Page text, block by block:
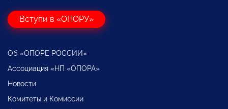
Вступи в «ОПОРУ»
Об «ОПОРЕ РОССИИ»
Ассоциация «НП «ОПОРА»
Новости
Комитеты и Комиссии